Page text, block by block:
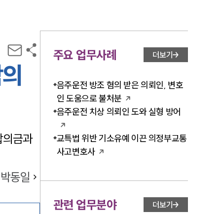
금과
박동일
주요 업무사례 더보기
음주운전 방조 혐의 받은 의뢰인, 변호
인 도움으로 불처분
음주운전 치상 의뢰인 도와 실형 방어
교특법 위반 기소유예 이끈 의정부교통
사고변호사
관련 업무분야 더보기